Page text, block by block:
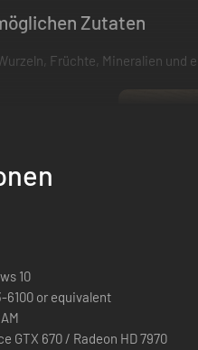
Zutaten
Früchte, Mineralien und
10
6100 or equivalent
GTX 670 / Radeon HD 7970